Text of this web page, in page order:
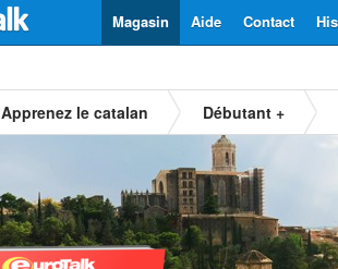
Contact
Aide
Magasin
Apprenez le catalan Débutant +